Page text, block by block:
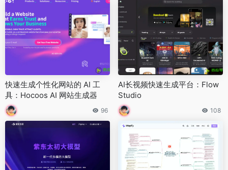
快速生成个性化网站的 AI 工
具：Hocoos AI 网站生成器
96
AI长视频快速生成平台：Flow
Studio
108